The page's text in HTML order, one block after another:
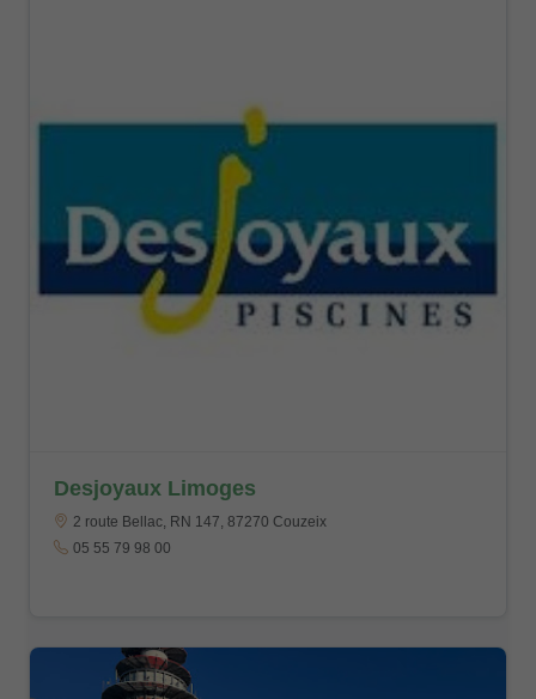
Desjoyaux Limoges
2 route Bellac, RN 147, 87270 Couzeix
05 55 79 98 00